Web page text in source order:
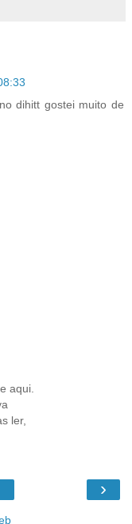
dihitt gostei muito de
aqui.
ler,
›